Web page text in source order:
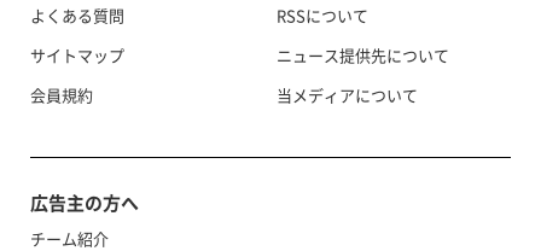
よくある質問
サイトマップ
会員規約
RSSについて
ニュース提供先について
当メディアについて
広告主の方へ
チーム紹介